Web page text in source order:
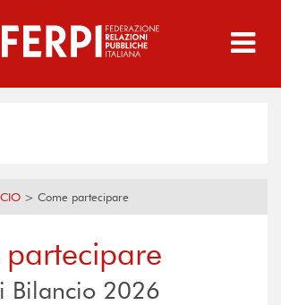
> Come partecipare
Bilancio 2026